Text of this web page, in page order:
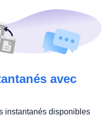
avec
instantanés disponibles